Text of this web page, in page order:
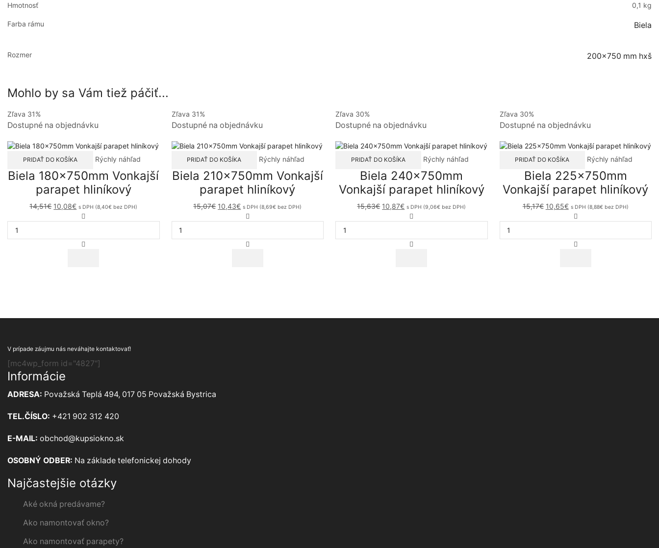
Hmotnosť
0,1 kg
Farba rámu Biela
Rozmer 200×750 mm hxš
Mohlo by sa Vám tiež páčiť...
Zľava 31%
Dostupné na objednávku
PRIDAŤ DO KOŠÍKA Rýchly náhľad
Biela 180x750mm Vonkajší
parapet hliníkový
14,51€ Original
10,08€Current
price
s DPH (8,40€ bez DPH)
Zľava 31%
Dostupné na objednávku
PRIDAŤ DO KOŠÍKA Rýchly náhľad
Biela 210x750mm Vonkajší
parapet hliníkový
15,07€ Original
10,43€Current
price
s DPH (8,69€ bez DPH)
množstvo
Vonkajší
Zľava 30%
Dostupné na objednávku
PRIDAŤ DO KOŠÍKA Rýchly náhľad
Biela 240x750mm
Vonkajší parapet hliníkový
15,63€ Original
10,87€Current
price
s DPH (9,06€ bez DPH)
Zľava 30%
Dostupné na objednávku
PRIDAŤ DO KOŠÍKA Rýchly náhľad
Biela 225x750mm
Vonkajší parapet hliníkový
15,17€ Original
10,65€Current
price
s DPH (8,88€bez DPH)
množstvo
Vonkajší
V prípade záujmu nás neváhajte kontaktovať!
[mc4wp_form id="4827"]
Informácie
ADRESA: Považská Teplá 494, 017 05 Považská Bystrica
TEL.ČÍSLO: +421 902 312 420
E-MAIL: obchod@kupsiokno.sk
OSOBNÝ ODBER: Na základe telefonickej dohody
Najčastejšie otázky
Aké okná predávame?
Ako namontovať okno?
Ako namontovať parapety?